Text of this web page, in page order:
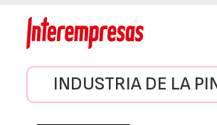
INDUSTRIA DE LA